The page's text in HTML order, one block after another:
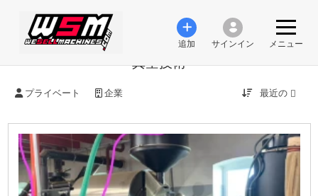
追加 サインイン メニュー
真空技術
プライベート 企業 最近の